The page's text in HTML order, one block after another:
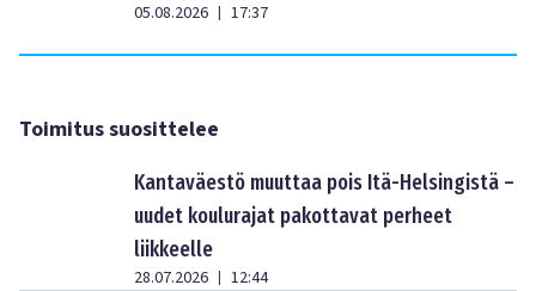
05.08.2026 | 17:37
Toimitus suosittelee
Kantaväestö muuttaa pois Itä-Helsingistä –
uudet koulurajat pakottavat perheet
liikkeelle
28.07.2026 | 12:44